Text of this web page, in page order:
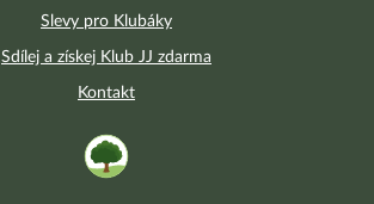
Slevy pro Klubáky
Sdílej a získej Klub JJ zdarma
Kontakt